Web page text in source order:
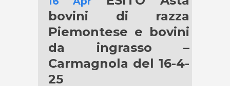
bovini di razza
Piemontese e bovini
da ingrasso –
Carmagnola del 16-4-
25